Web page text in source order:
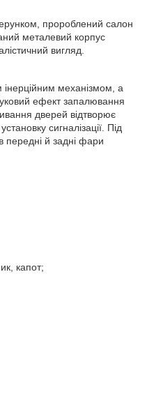
пророблений салон
металевий корпус
вигляд.
інерційним механізмом, а
ефект запалювання
дверей відтворює
сигналізації. Під
передні й задні фари
капот;